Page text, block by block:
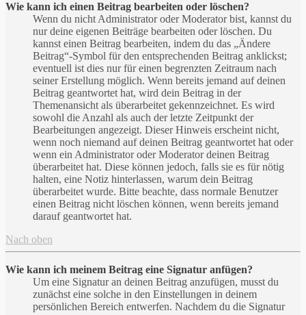
Wie kann ich einen Beitrag bearbeiten oder löschen?
Wenn du nicht Administrator oder Moderator bist, kannst du
nur deine eigenen Beiträge bearbeiten oder löschen. Du
kannst einen Beitrag bearbeiten, indem du das „Ändere
Beitrag“-Symbol für den entsprechenden Beitrag anklickst;
eventuell ist dies nur für einen begrenzten Zeitraum nach
seiner Erstellung möglich. Wenn bereits jemand auf deinen
Beitrag geantwortet hat, wird dein Beitrag in der
Themenansicht als überarbeitet gekennzeichnet. Es wird
sowohl die Anzahl als auch der letzte Zeitpunkt der
Bearbeitungen angezeigt. Dieser Hinweis erscheint nicht,
wenn noch niemand auf deinen Beitrag geantwortet hat oder
wenn ein Administrator oder Moderator deinen Beitrag
überarbeitet hat. Diese können jedoch, falls sie es für nötig
halten, eine Notiz hinterlassen, warum dein Beitrag
überarbeitet wurde. Bitte beachte, dass normale Benutzer
einen Beitrag nicht löschen können, wenn bereits jemand
darauf geantwortet hat.
Nach oben
Wie kann ich meinem Beitrag eine Signatur anfügen?
Um eine Signatur an deinen Beitrag anzufügen, musst du
zunächst eine solche in den Einstellungen in deinem
persönlichen Bereich entwerfen. Nachdem du die Signatur